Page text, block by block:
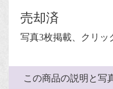
売却済
写真3枚掲載、クリッ
この商品の説明と写